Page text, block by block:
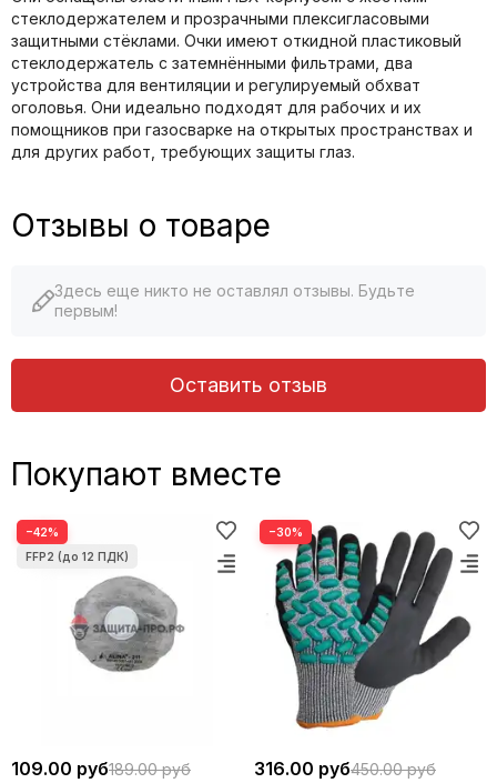
стеклодержателем и прозрачными плексигласовыми
защитными стёклами. Очки имеют откидной пластиковый
стеклодержатель с затемнёнными фильтрами, два
устройства для вентиляции и регулируемый обхват
оголовья. Они идеально подходят для рабочих и их
помощников при газосварке на открытых пространствах и
для других работ, требующих защиты глаз.
Отзывы о товаре
Здесь еще никто не оставлял отзывы. Будьте
первым!
Оставить отзыв
Покупают вместе
−42%
109.00 руб189.00 руб
−30%
316.00 руб450.00 руб